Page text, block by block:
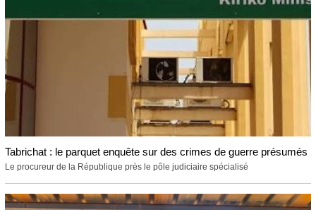
Tabrichat : le parquet enquête sur des crimes de guerre présumés
Le procureur de la République près le pôle judiciaire spécialisé